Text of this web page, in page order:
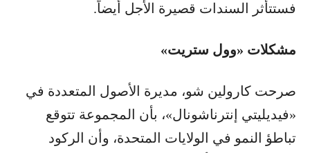
فستتأثر السندات قصيرة الأجل أيضاً.
مشكلات «وول ستريت»
صرحت كارولين شو، مديرة الأصول المتعددة في
«فيديليتي إنترناشونال»، بأن المجموعة تتوقع
تباطؤ النمو في الولايات المتحدة، وأن الركود